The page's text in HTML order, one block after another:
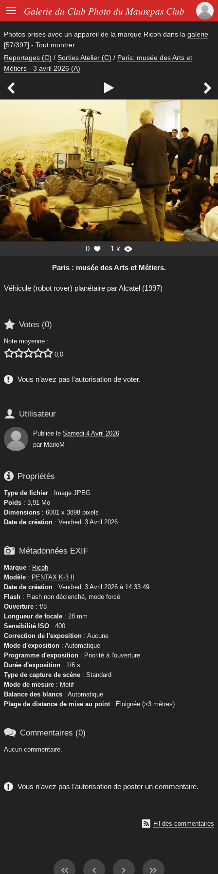
 Galerie du Club Photo du Maurepas Club
Photos prises avec un appareil de la marque Ricoh dans la galerie
[57/397] - Tout montrer
Reportages (C) / Sorties Atelier (C) / Paris: musée des Arts et
Métiers - 3 avril 2026 (A)
  
0  1 k 
Paris : musée des Arts et Métiers.
Véhicule (robot rover) planétaire par Alcatel (1997)
 Votes (0)
Note moyenne :
 0,0
Vous n'avez pas l'autorisation de voter.
 Utilisateur
Publiée le Samedi 4 Avril 2026
par MarioM
 Propriétés
Type de fichier : Image JPEG
Poids : 3,91 Mo
Dimensions : 6001 x 3898 pixels
Date de création : Vendredi 3 Avril 2026
 Métadonnées EXIF
Marque : Ricoh
Modèle : PENTAX K-3 II
Date de création : Vendredi 3 Avril 2026 à 14:33:49
Flash : Flash non déclenché, mode forcé
Ouverture : f/8
Longueur de focale : 28 mm
Sensibilité ISO : 400
Correction de l'exposition : Aucune
Mode d'exposition : Automatique
Programme d'exposition : Priorité à l'ouverture
Durée d'exposition : 1/6 s
Type de capture de scène : Standard
Mode de mesure : Motif
Balance des blancs : Automatique
Plage de distance de mise au point: Éloignée (>3 mètres)
 Commentaires (0)
Aucun commentaire.
Vous n'avez pas l'autorisation de poster un commentaire.
 Fil des commentaires